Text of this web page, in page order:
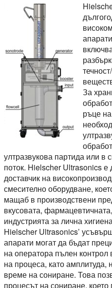
За
ръце
ултразвукова партида или в
поток. Hielscher Ultrasonics
доставчик на
смесително оборудване,
мащаб в производствени
вкусовата,
индустрията за лична
Hielscher Ultrasonics’
апарати могат да бъдат
на оператора пълен
на процеса, като амплитуда,
време на сониране. Това
процесът на сониране,